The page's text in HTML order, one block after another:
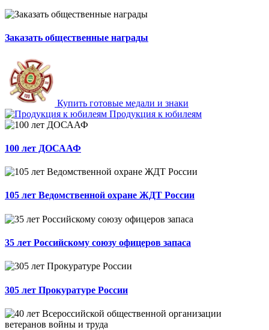
Заказать общественные награды
Купить готовые медали и знаки
Продукция к юбилеям
100 лет ДОСААФ
105 лет Ведомственной охране ЖДТ России
35 лет Российскому союзу офицеров запаса
305 лет Прокуратуре России